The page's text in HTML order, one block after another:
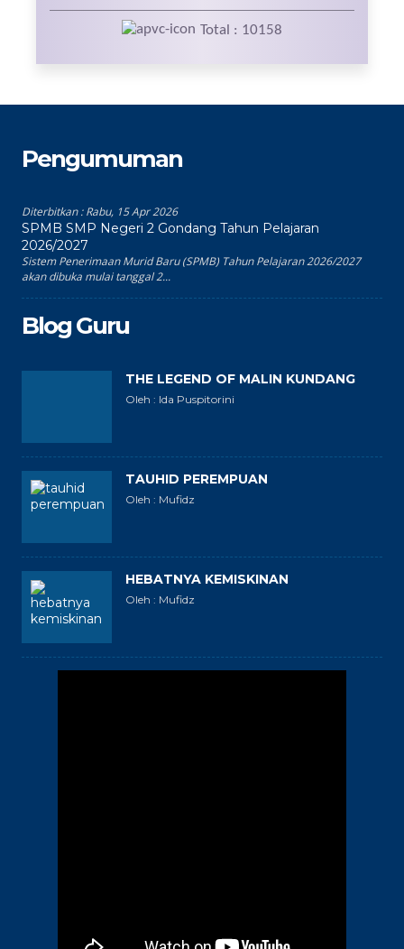
Total : 10158
Pengumuman
Diterbitkan :Rabu, 15 Apr 2026
SPMB SMP Negeri 2 Gondang Tahun Pelajaran
2026/2027
Sistem Penerimaan Murid Baru (SPMB) Tahun Pelajaran 2026/2027
akan dibuka mulai tanggal 2...
Blog Guru
THE LEGEND OF MALIN KUNDANG
Oleh : Ida Puspitorini
TAUHID PEREMPUAN
Oleh : Mufidz
HEBATNYA KEMISKINAN
Oleh : Mufidz